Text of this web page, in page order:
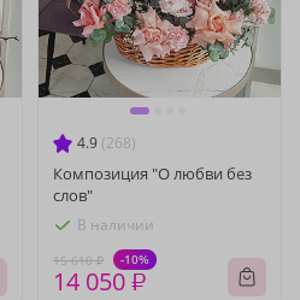
4.9 (268)
Композиция "О любви без
слов"
В наличии
15 610 ₽ -10%
14 050 ₽